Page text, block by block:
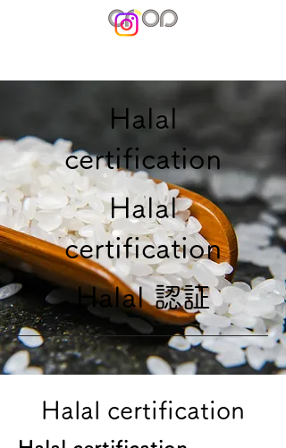
​Halal
certification
​Halal
certification
​Halal 認証
​Halal certification